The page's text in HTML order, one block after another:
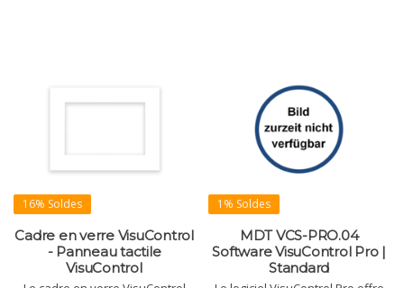
16% Soldes
Cadre en verre VisuControl
- Panneau tactile
VisuControl
1% Soldes
MDT VCS-PRO.04
Software VisuControl Pro |
Standard